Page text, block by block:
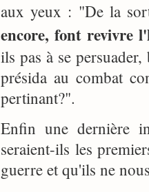
aux yeux : "De la
encore, font revivre
ils pas à se
présida au combat
pertinant?".
Enfin une dernière
seraient-ils les
guerre et qu'ils ne